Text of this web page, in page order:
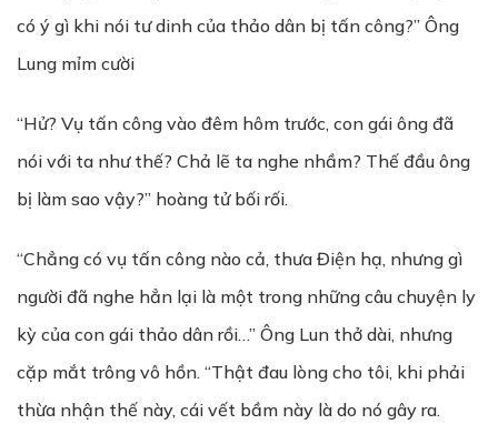
có ý gì khi nói tư dinh của thảo dân bị tấn công?” Ông
Lung mỉm cười
“Hử? Vụ tấn công vào đêm hôm trước, con gái ông đã
nói với ta như thế? Chả lẽ ta nghe nhầm? Thế đầu ông
bị làm sao vậy?” hoàng tử bối rối.
“Chẳng có vụ tấn công nào cả, thưa Điện hạ, nhưng gì
người đã nghe hẳn lại là một trong những câu chuyện ly
kỳ của con gái thảo dân rồi…” Ông Lun thở dài, nhưng
cặp mắt trông vô hồn. “Thật đau lòng cho tôi, khi phải
thừa nhận thế này, cái vết bầm này là do nó gây ra.